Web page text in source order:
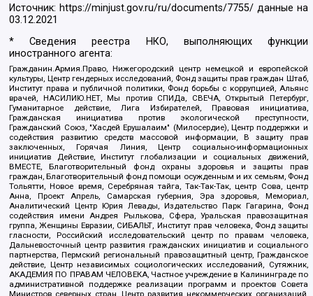
Источник: https://minjust.gov.ru/ru/documents/7755/ данные на
03.12.2021
* Сведения реестра НКО, выполняющих функции
иностранного агента:
Гражданин.Армия.Право, Нижегородский центр немецкой и европейской
культуры, Центр гендерных исследований, Фонд защиты прав граждан Штаб,
Институт права и публичной политики, Фонд борьбы с коррупцией, Альянс
врачей, НАСИЛИЮ.НЕТ, Мы против СПИДа, СВЕЧА, Открытый Петербург,
Гуманитарное действие, Лига Избирателей, Правовая инициатива,
Гражданская инициатива против экологической преступности,
Гражданский Союз, "Хасдей Ерушалаим" (Милосердие), Центр поддержки и
содействия развитию средств массовой информации, В защиту прав
заключенных, Горячая Линия, Центр социально-информационных
инициатив Действие, Институт глобализации и социальных движений,
ВМЕСТЕ, Благотворительный фонд охраны здоровья и защиты прав
граждан, Благотворительный фонд помощи осужденным и их семьям, Фонд
Тольятти, Новое время, Серебряная тайга, Так-Так-Так, центр Сова, центр
Анна, Проект Апрель, Самарская губерния, Эра здоровья, Мемориал,
Аналитический Центр Юрия Левады, Издательство Парк Гагарина, Фонд
содействия имени Андрея Рылькова, Сфера, Уральская правозащитная
группа, Женщины Евразии, СИБАЛЬТ, Институт прав человека, Фонд защиты
гласности, Российский исследовательский центр по правам человека,
Дальневосточный центр развития гражданских инициатив и социального
партнерства, Пермский региональный правозащитный центр, Гражданское
действие, Центр независимых социологических исследований, Сутяжник,
АКАДЕМИЯ ПО ПРАВАМ ЧЕЛОВЕКА, Частное учреждение в Калининграде по
административной поддержке реализации программ и проектов Совета
Министров северных стран, Центр развития некоммерческих организаций,